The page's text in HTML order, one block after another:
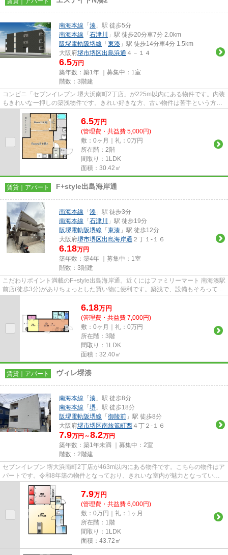
南海本線 「 湊 」駅 徒歩5分
南海本線 「 石津川
」駅 徒歩20分車7分 2.0km
阪堺電軌阪堺線 「 東湊 」駅 徒歩14分車4分 1.5km
大阪府堺市堺区出島浜通 ４－１４
6.5万円
築年数：築1年 ｜募集中： 1室
階数：3階建
コンビニ「セブンイレブン 堺大浜南町2丁店」が225m以内にある物件です。内装
もきれいな一押しの築浅物件です。きれい好きな方、古い物件は苦手という方
に。駅まで5分と、駅近でアクセ...
6.5万円
(管理費・共益費 5,000円)
敷：0ヶ月｜礼：0万円
所在階：2階
間取り：1LDK
面積：30.42㎡
賃貸｜アパート F+style出島海岸通
南海本線 「 湊 」駅 徒歩3分
南海本線 「 石津川
」駅 徒歩19分
阪堺電軌阪堺線 「 東湊 」駅 徒歩12分
大阪府堺市堺区出島海岸通 ２丁１-１６
6.18万円
築年数：築4年 ｜募集中： 1室
階数：3階建
こだわりポイント満載のF+style出島海岸通。近くにはファミリーマート 南海湊駅
前店(徒歩3分)がありちょっとした買い物に便利です。築浅で、設備もそろってい
6.18万円
(管理費・共益費 7,000円)
敷：0ヶ月｜礼：0万円
所在階：3階
間取り：1LDK
面積：32.40㎡
賃貸｜アパート ヴィレ堺湊
南海本線 「 湊 」駅 徒歩8分
南海本線 「 堺 」駅 徒歩18分
阪堺電軌阪堺線 「 御陵前 」駅 徒歩8分
大阪府堺市堺区南旅篭町西 ４丁２-１６
7.9万円～8.2万円
築年数：築1年未満 ｜募集中： 2室
階数：2階建
セブンイレブン 堺大浜南町2丁店が463m以内にある物件です。こちらの物件はア
パートです。令和8年築の物件となっており、きれいな室内が魅力となっていま
す。駅から徒歩8分のアパート...
7.9万円
(管理費・共益費 6,000円)
敷：0万円｜礼：1ヶ月
所在階：1階
間取り：1LDK
面積：43.72㎡